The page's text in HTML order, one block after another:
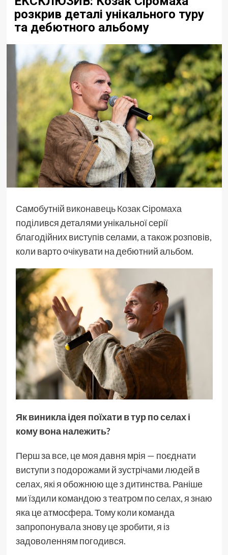
розкрив деталі унікального туру
та дебютного альбому
Самобутній виконавець Козак Сіромаха
поділився деталями унікальної серії
благодійних виступів селами, а також розповів,
коли варто очікувати на дебютний альбом.
Як виникла ідея поїхати в тур по селах і
кому вона належить?
Перш за все, це моя давня мрія — поєднати
виступи з подорожами й зустрічами людей в
селах, які я обожнюю ще з дитинства. Раніше
ми їздили командою з театром по селах, я знаю
яка це атмосфера. Тому коли команда
запропонувала знову це зробити, я із
задоволенням погодився.